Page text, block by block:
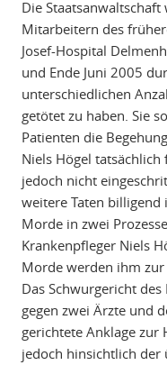
Die
Mitarbeitern des
Josef-Hospital
und Ende Juni 2005
unterschiedlichen
getötet zu haben. Sie
Patienten die
Niels Högel
jedoch nicht
weitere Taten billigend
Morde in zwei
Krankenpfleger Niels
Morde werden ihm zur
Das Schwurgericht
gegen zwei Ärzte und
gerichtete Anklage zur
jedoch hinsichtlich der